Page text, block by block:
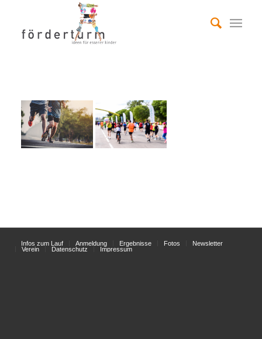
Infos zum Lauf Anmeldung Ergebnisse Fotos
Newsletter
Verein
Datenschutz Impressum